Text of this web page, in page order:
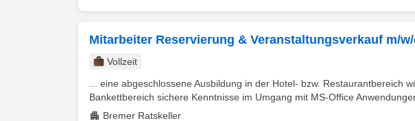
Mitarbeiter Reservierung & Veranstaltungsverkauf m/w/
Vollzeit
... eine abgeschlossene Ausbildung in der Hotel- bzw. Restaurantbereich
Bankettbereich sichere Kenntnisse im Umgang mit MS-Office
Bremer Ratskeller